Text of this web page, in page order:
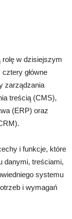
w dzisiejszym
główne
zarządzania
treścią (CMS),
(ERP) oraz
i funkcje, które
danymi, treściami,
systemu
i wymagań